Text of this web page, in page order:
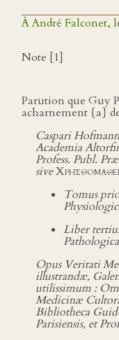
À André Falconet,
Note [1]
Parution que Guy
acharnement {a}
Caspari
Academia
Profess. Publ.
sive
Tomus
Liber
Opus Veritati
illustrandæ,
utilissimum :
Medicinæ
Bibliotheca
Parisiensis, et